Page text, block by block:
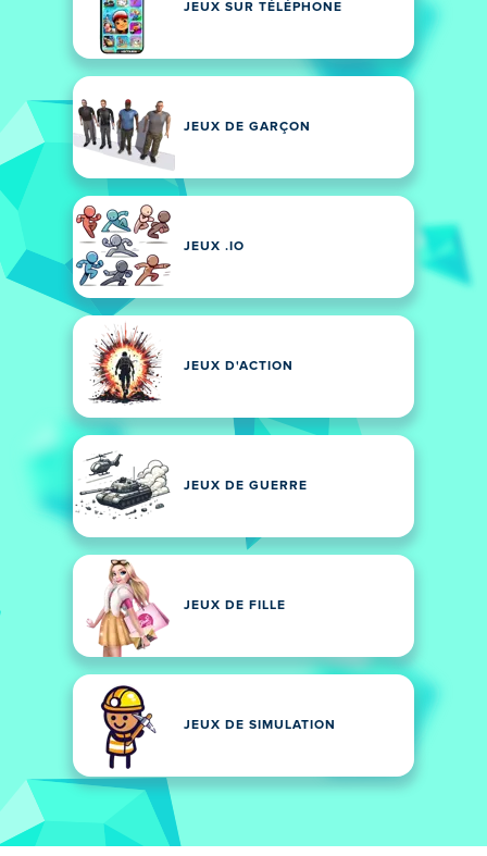
JEUX SUR TÉLÉPHONE
JEUX DE GARÇON
JEUX .IO
JEUX D'ACTION
JEUX DE GUERRE
JEUX DE FILLE
JEUX DE SIMULATION